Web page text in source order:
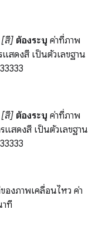
[สี] ต้องระบุ ค่าที่ภาพ
สดงสี เป็นตัวเลขฐาน
[สี] ต้องระบุ ค่าที่ภาพ
แสดงสี เป็นตัวเลขฐาน
องภาพเคลื่อนไหว ค่า
าที